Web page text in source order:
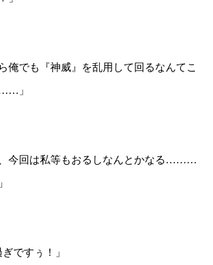
俺でも『神威』を乱用して回るなんてこ
」
今回は私等もおるしなんとかなる………
ですぅ！」